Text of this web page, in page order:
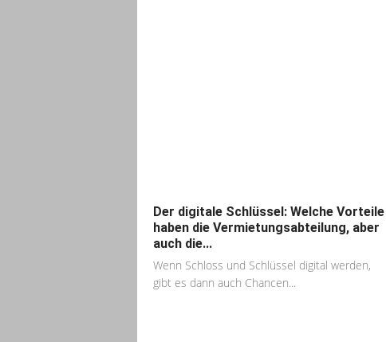
Der digitale Schlüssel: Welche Vorteile
haben die Vermietungsabteilung, aber
auch die...
Wenn Schloss und Schlüssel digital werden,
gibt es dann auch Chancen...